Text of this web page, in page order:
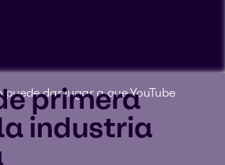
dar lugar a que YouTube
primera
industria